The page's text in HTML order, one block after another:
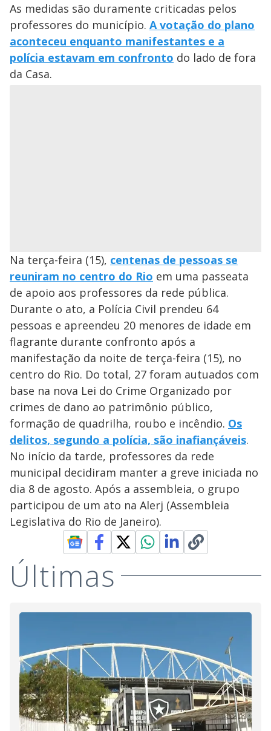
As medidas são duramente criticadas pelos
professores do município. A votação do plano
aconteceu enquanto manifestantes e a
polícia estavam em confronto do lado de fora
da Casa.
Na terça-feira (15), centenas de pessoas se
reuniram no centro do Rio em uma passeata
de apoio aos professores da rede pública.
Durante o ato, a Polícia Civil prendeu 64
pessoas e apreendeu 20 menores de idade em
flagrante durante confronto após a
manifestação da noite de terça-feira (15), no
centro do Rio. Do total, 27 foram autuados com
base na nova Lei do Crime Organizado por
crimes de dano ao patrimônio público,
formação de quadrilha, roubo e incêndio. Os
delitos, segundo a polícia, são inafiançáveis.
No início da tarde, professores da rede
municipal decidiram manter a greve iniciada no
dia 8 de agosto. Após a assembleia, o grupo
participou de um ato na Alerj (Assembleia
Legislativa do Rio de Janeiro).
Últimas